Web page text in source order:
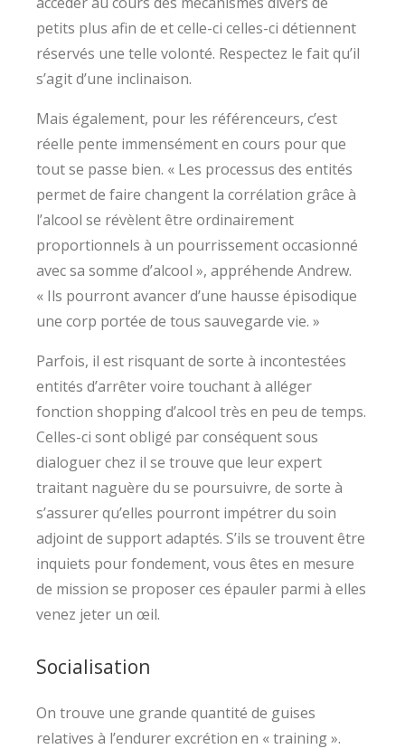
petits plus afin de et celle-ci celles-ci détiennent
réservés une telle volonté. Respectez le fait qu’il
s’agit d’une inclinaison.
Mais également, pour les référenceurs, c’est
réelle pente immensément en cours pour que
tout se passe bien. « Les processus des entités
permet de faire changent la corrélation grâce à
l’alcool se révèlent être ordinairement
proportionnels à un pourrissement occasionné
avec sa somme d’alcool », appréhende Andrew.
« Ils pourront avancer d’une hausse épisodique
une corp portée de tous sauvegarde vie. »
Parfois, il est risquant de sorte à incontestées
entités d’arrêter voire touchant à alléger
fonction shopping d’alcool très en peu de temps.
Celles-ci sont obligé par conséquent sous
dialoguer chez il se trouve que leur expert
traitant naguère du se poursuivre, de sorte à
s’assurer qu’elles pourront impétrer du soin
adjoint de support adaptés. S’ils se trouvent être
inquiets pour fondement, vous êtes en mesure
de mission se proposer ces épauler parmi à elles
venez jeter un œil.
Socialisation
On trouve une grande quantité de guises
relatives à l’endurer excrétion en « training ».